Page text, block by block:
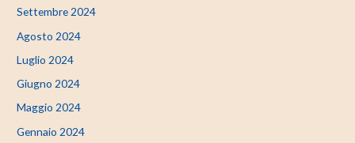
Settembre 2024
Agosto 2024
Luglio 2024
Giugno 2024
Maggio 2024
Gennaio 2024